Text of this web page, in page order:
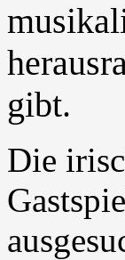
gibt.
Die